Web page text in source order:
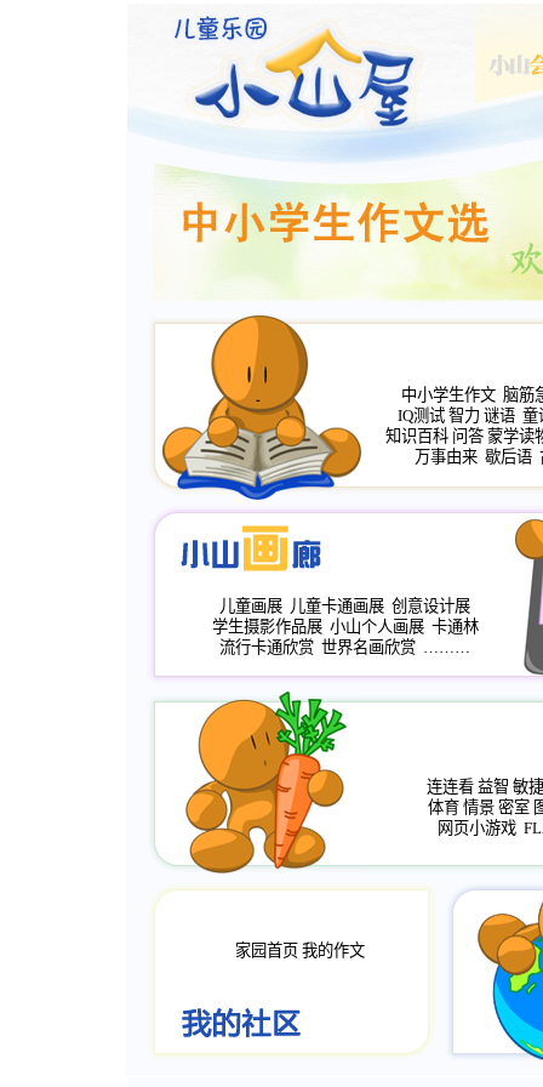
中小学生作文 脑筋
IQ测试 智力 谜语 童
知识百科 问答 蒙学读
万事由来 歇后语
儿童画展 儿童卡通画展 创意设计展
学生摄影作品展 小山个人画展 卡通林
流行卡通欣赏 世界名画欣赏 ………
连连看 益智 敏捷
体育 情景 密室
网页小游戏
家园首页 我的作文